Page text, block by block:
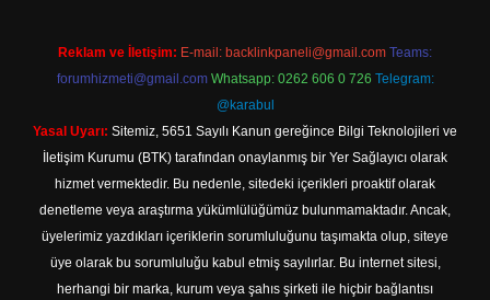
Reklam ve İletişim: E-mail: backlinkpaneli@gmail.com Teams:
forumhizmeti@gmail.com Whatsapp: 0262 606 0 726 Telegram:
@karabul
Yasal Uyarı: Sitemiz, 5651 Sayılı Kanun gereğince Bilgi Teknolojileri ve
İletişim Kurumu (BTK) tarafından onaylanmış bir Yer Sağlayıcı olarak
hizmet vermektedir. Bu nedenle, sitedeki içerikleri proaktif olarak
denetleme veya araştırma yükümlülüğümüz bulunmamaktadır. Ancak,
üyelerimiz yazdıkları içeriklerin sorumluluğunu taşımakta olup, siteye
üye olarak bu sorumluluğu kabul etmiş sayılırlar. Bu internet sitesi,
herhangi bir marka, kurum veya şahıs şirketi ile hiçbir bağlantısı